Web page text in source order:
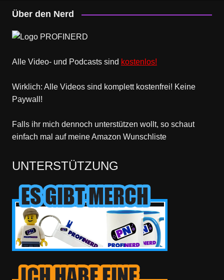
Über den Nerd
Alle Video- und Podcasts sind kostenlos!
Wirklich: Alle Videos sind komplett kostenfrei! Keine
Paywall!
Falls ihr mich dennoch unterstützen wollt, so schaut
einfach mal auf meine Amazon Wunschliste
UNTERSTÜTZUNG